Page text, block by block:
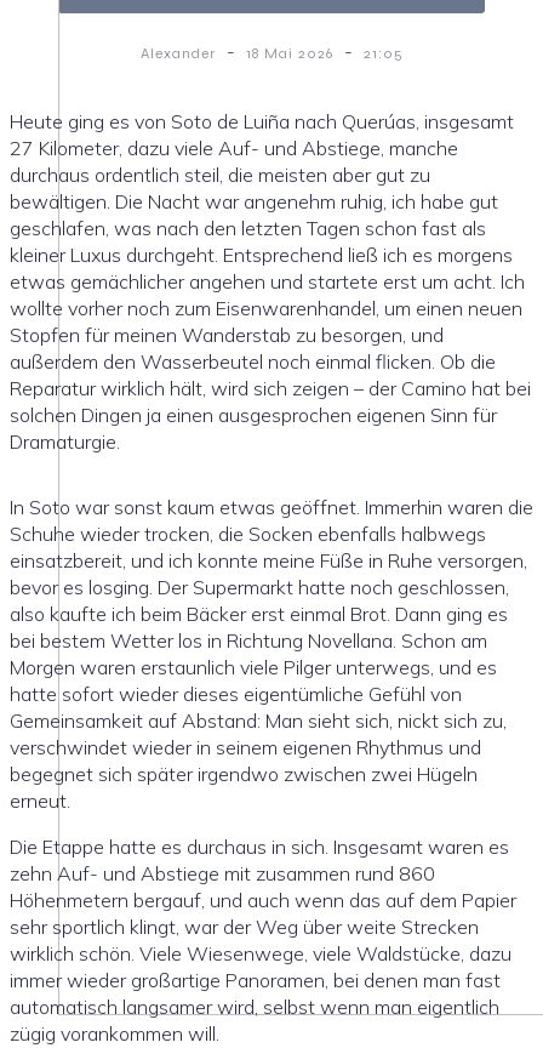
Alexander - 18 Mai 2026 - 21:05
Heute ging es von Soto de Luiña nach Querúas, insgesamt
27 Kilometer, dazu viele Auf- und Abstiege, manche
durchaus ordentlich steil, die meisten aber gut zu
bewältigen. Die Nacht war angenehm ruhig, ich habe gut
geschlafen, was nach den letzten Tagen schon fast als
kleiner Luxus durchgeht. Entsprechend ließ ich es morgens
etwas gemächlicher angehen und startete erst um acht. Ich
wollte vorher noch zum Eisenwarenhandel, um einen neuen
Stopfen für meinen Wanderstab zu besorgen, und
außerdem den Wasserbeutel noch einmal flicken. Ob die
Reparatur wirklich hält, wird sich zeigen – der Camino hat bei
solchen Dingen ja einen ausgesprochen eigenen Sinn für
Dramaturgie.
In Soto war sonst kaum etwas geöffnet. Immerhin waren die
Schuhe wieder trocken, die Socken ebenfalls halbwegs
einsatzbereit, und ich konnte meine Füße in Ruhe versorgen,
bevor es losging. Der Supermarkt hatte noch geschlossen,
also kaufte ich beim Bäcker erst einmal Brot. Dann ging es
bei bestem Wetter los in Richtung Novellana. Schon am
Morgen waren erstaunlich viele Pilger unterwegs, und es
hatte sofort wieder dieses eigentümliche Gefühl von
Gemeinsamkeit auf Abstand: Man sieht sich, nickt sich zu,
verschwindet wieder in seinem eigenen Rhythmus und
begegnet sich später irgendwo zwischen zwei Hügeln
erneut.
Die Etappe hatte es durchaus in sich. Insgesamt waren es
zehn Auf- und Abstiege mit zusammen rund 860
Höhenmetern bergauf, und auch wenn das auf dem Papier
sehr sportlich klingt, war der Weg über weite Strecken
wirklich schön. Viele Wiesenwege, viele Waldstücke, dazu
immer wieder großartige Panoramen, bei denen man fast
automatisch langsamer wird, selbst wenn man eigentlich
zügig vorankommen will.